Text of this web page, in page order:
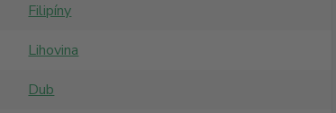
Filipíny
Lihovina
Dub